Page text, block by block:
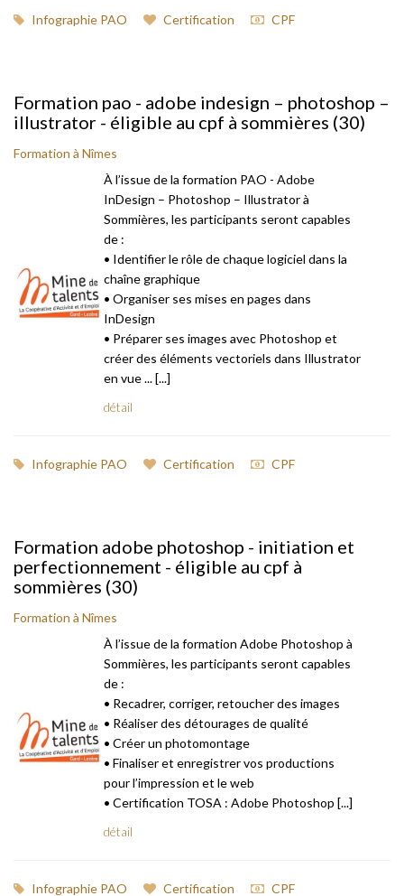
Infographie PAO Certification CPF
Formation pao - adobe indesign – photoshop –
illustrator - éligible au cpf à sommières (30)
Formation à Nîmes
À l’issue de la formation PAO - Adobe
InDesign – Photoshop – Illustrator à
Sommières, les participants seront capables
de :
• Identifier le rôle de chaque logiciel dans la
chaîne graphique
• Organiser ses mises en pages dans
InDesign
• Préparer ses images avec Photoshop et
créer des éléments vectoriels dans Illustrator
en vue ... [...]
détail
Infographie PAO Certification CPF
Formation adobe photoshop - initiation et
perfectionnement - éligible au cpf à
sommières (30)
Formation à Nîmes
À l’issue de la formation Adobe Photoshop à
Sommières, les participants seront capables
de :
• Recadrer, corriger, retoucher des images
• Réaliser des détourages de qualité
• Créer un photomontage
• Finaliser et enregistrer vos productions
pour l’impression et le web
• Certification TOSA : Adobe Photoshop [...]
détail
Infographie PAO Certification CPF